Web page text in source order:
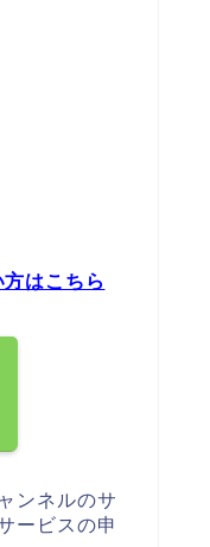
はこちら
ンネルのサ
ービスの申